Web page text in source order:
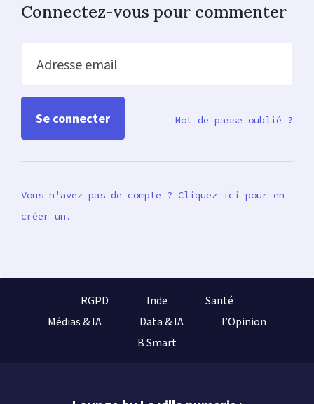
Connectez-vous pour commenter
Adresse email
Mot de passe oublié ?
Vous n'avez pas de compte ? Cliquez ici pour en
créer un.
RGPD Inde
Santé
Médias & IA
Data & IA
l’Opinion
B Smart